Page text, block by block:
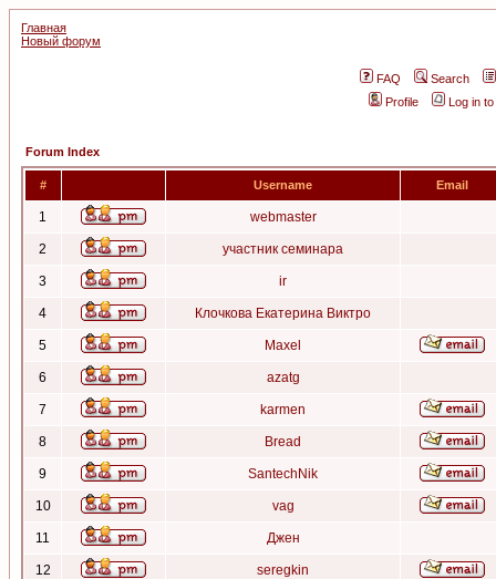
Главная
Новый форум
FAQ
Search
Profile
Log in
Forum Index
# Username Email
1 webmaster
2 участник семинара
3 ir
4 Клочкова Екатерина Виктро
5 Maxel
6 azatg
7 karmen
8 Bread
9 SantechNik
10 vag
11 Джен
12 seregkin